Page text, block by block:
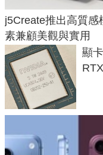
j5Create推出高質
素兼顧美觀與實用
顯